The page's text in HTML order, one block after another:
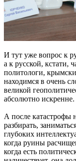
И тут уже вопрос к
а к русской, кстати,
политологи,
находимся в очень
великой
абсолютно искренне.
А после катастрофы
разбирать,
глубоких
когда руины
когда есть